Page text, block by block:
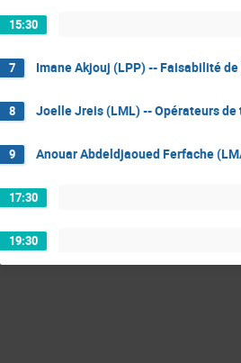
15:30
7 Imane Akjouj (LPP) -- Faisabilité
8 Joelle Jreis (LML) -- Opérateurs
9 Anouar Abdeldjaoued Ferfache
17:30
19:30